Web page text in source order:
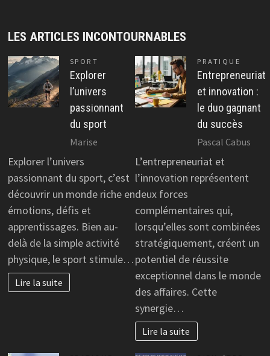
LES ARTICLES INCONTOURNABLES
SPORT
Explorer
l’univers
passionnant
du sport
Marise
Explorer l’univers
passionnant du sport, c’est
découvrir un monde riche en
émotions, défis et
apprentissages. Bien au-
delà de la simple activité
physique, le sport stimule…
Lire la suite
PRATIQUE
Entrepreneuriat
et innovation :
le duo gagnant
du succès
Pascal Cabus
L’entrepreneuriat et
l’innovation représentent
deux forces
complémentaires qui,
lorsqu’elles sont combinées
stratégiquement, créent un
potentiel de réussite
exceptionnel dans le monde
des affaires. Cette
synergie…
Lire la suite